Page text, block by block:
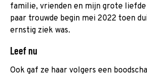
familie, vrienden en mijn grote
paar trouwde begin mei 2022 toen
ernstig ziek was.
Leef nu
Ook gaf ze haar volgers een